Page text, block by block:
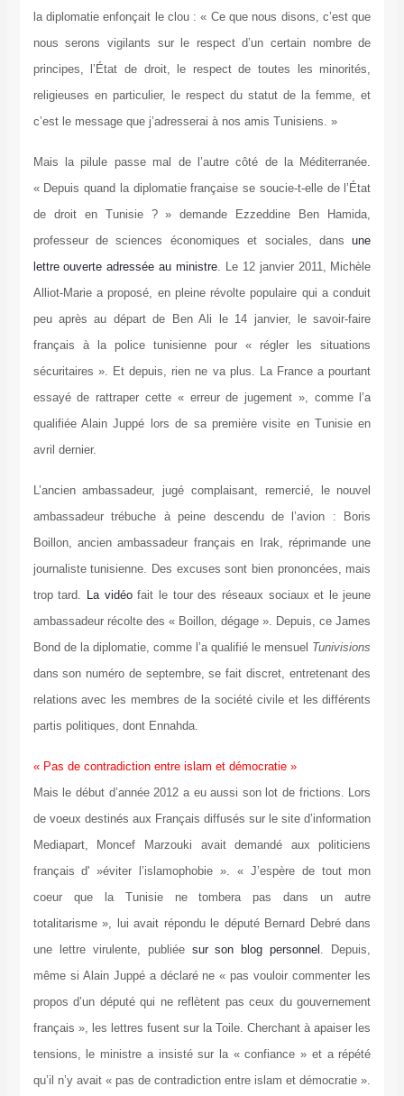
la diplomatie enfonçait le clou : « Ce que nous disons, c’est que
nous serons vigilants sur le respect d’un certain nombre de
principes, l’État de droit, le respect de toutes les minorités,
religieuses en particulier, le respect du statut de la femme, et
c’est le message que j’adresserai à nos amis Tunisiens. »
Mais la pilule passe mal de l’autre côté de la Méditerranée.
« Depuis quand la diplomatie française se soucie-t-elle de l’État
de droit en Tunisie ? » demande Ezzeddine Ben Hamida,
professeur de sciences économiques et sociales, dansune
lettre ouverte adressée au ministre. Le 12 janvier 2011, Michèle
Alliot-Marie a proposé, en pleine révolte populaire qui a conduit
peu après au départ de Ben Ali le 14 janvier, le savoir-faire
français à la police tunisienne pour « régler les situations
sécuritaires ». Et depuis, rien ne va plus. La France a pourtant
essayé de rattraper cette « erreur de jugement », comme l’a
qualifiée Alain Juppé lors de sa première visite en Tunisie en
avril dernier.
L’ancien ambassadeur, jugé complaisant, remercié, le nouvel
ambassadeur trébuche à peine descendu de l’avion : Boris
Boillon, ancien ambassadeur français en Irak, réprimande une
journaliste tunisienne. Des excuses sont bien prononcées, mais
trop tard. La vidéofait le tour des réseaux sociaux et le jeune
ambassadeur récolte des « Boillon, dégage ». Depuis, ce James
Bond de la diplomatie, comme l’a qualifié le mensuel Tunivisions
dans son numéro de septembre, se fait discret, entretenant des
relations avec les membres de la société civile et les différents
partis politiques, dont Ennahda.
« Pas de contradiction entre islam et démocratie »
Mais le début d’année 2012 a eu aussi son lot de frictions. Lors
de voeux destinés aux Français diffusés sur le site d’information
Mediapart, Moncef Marzouki avait demandé aux politiciens
français d' »éviter l’islamophobie ». « J’espère de tout mon
coeur que la Tunisie ne tombera pas dans un autre
totalitarisme », lui avait répondu le député Bernard Debré dans
une lettre virulente, publiée sur son blog personnel . Depuis,
même si Alain Juppé a déclaré ne « pas vouloir commenter les
propos d’un député qui ne reflètent pas ceux du gouvernement
français », les lettres fusent sur la Toile. Cherchant à apaiser les
tensions, le ministre a insisté sur la « confiance » et a répété
qu’il n’y avait « pas de contradiction entre islam et démocratie ».